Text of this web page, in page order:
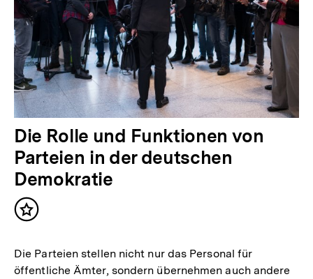
Die Rolle und Funktionen von
Parteien in der deutschen
Demokratie
Inhalt
Die Parteien stellen nicht nur das Personal für
öffentliche Ämter, sondern übernehmen auch andere